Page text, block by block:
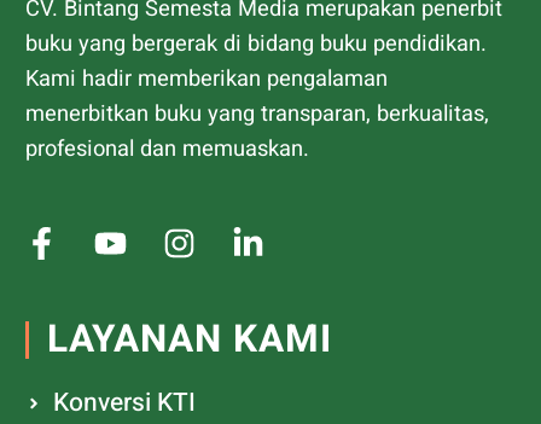
CV. Bintang Semesta Media merupakan penerbit
buku yang bergerak di bidang buku pendidikan.
Kami hadir memberikan pengalaman
menerbitkan buku yang transparan, berkualitas,
profesional dan memuaskan.
LAYANAN KAMI
Konversi KTI